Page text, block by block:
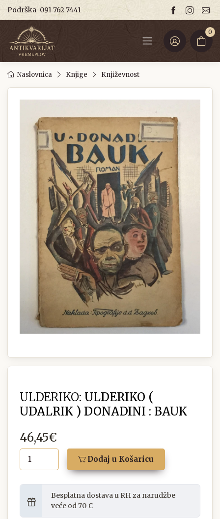
Podrška 091 762 7441
0
Naslovnica Knjige Književnost
ULDERIKO: ULDERIKO (
UDALRIK ) DONADINI : BAUK
46,45€
Dodaj u Košaricu
Besplatna dostava u RH za narudžbe
veće od 70 €